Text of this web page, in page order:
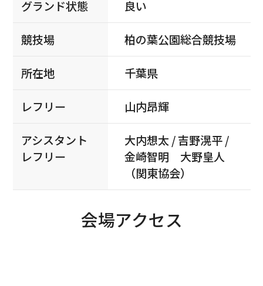
グランド状態 良い
競技場 柏の葉公園総合競技場
所在地 千葉県
レフリー 山内昂輝
アシスタント
レフリー
大内想太 / 吉野滉平 /
金崎智明 大野皇人
（関東協会）
会場アクセス